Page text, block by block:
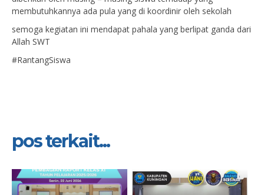
membutuhkannya ada pula yang di koordinir oleh sekolah
semoga kegiatan ini mendapat pahala yang berlipat ganda dari
Allah SWT
#RantangSiswa
pos terkait...